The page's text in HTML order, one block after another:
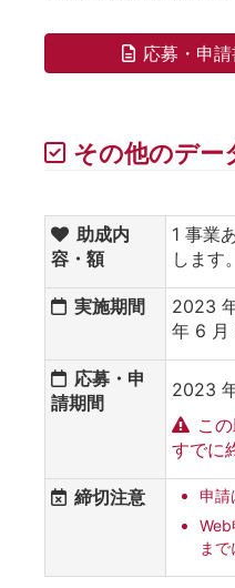
応募・申
その他のデー
助成内
容・額
1 事業
します。
実施期間
2023
年 6 月
応募・申
請期間
2023
こ
すでに
締切注意
申請
ま